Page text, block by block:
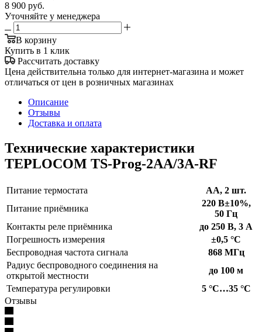
8 900 руб.
Уточняйте у менеджера
В корзину
Купить в 1 клик
Рассчитать доставку
Цена действительна только для интернет-магазина и может
отличаться от цен в розничных магазинах
Описание
Отзывы
Доставка и оплата
Технические характеристики
TEPLOCOM TS-Prog-2AA/3A-RF
Питание термостата
АА, 2 шт.
Питание приёмника
220 В±10%,
50 Гц
Контакты реле приёмника
до 250 В, 3 А
Погрешность измерения
±0,5 °С
Беспроводная частота сигнала
868 МГц
Радиус беспроводного соединения на
открытой местности
до 100 м
Температура регулировки
5 °С…35 °С
Отзывы